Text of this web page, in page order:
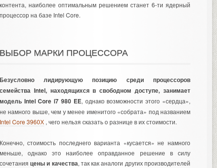
наиболее оптимальным решением станет 6-ти ядерный
на базе Intel Core.
МАРКИ ПРОЦЕССОРА
лидирующую позицию среди процессоров
Intel, находящихся в свободном доступе, занимает
Intel Core i7 980 EE, однако возможности этого «сердца»,
намного выше, чем у менее именитого «собрата» под названием
Core 3960Х, чего нельзя сказать о разнице в их стоимости.
стоимость последнего варианта «кусается» не намного
однако это наиболее оправданное решение в силу
цены и качества, так как аналоги других производителей